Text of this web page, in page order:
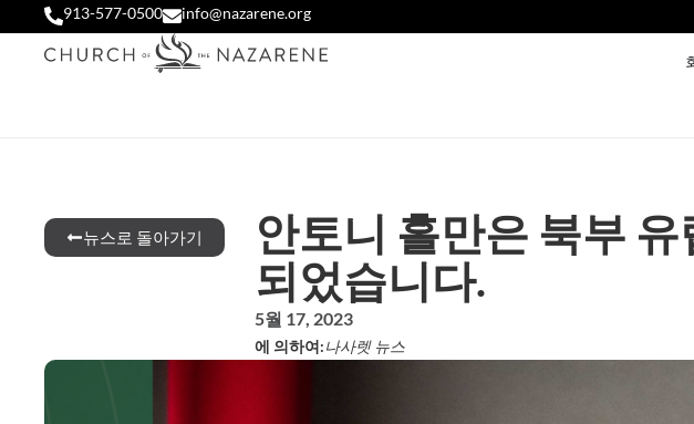
913-577-0500 info@nazarene.org
뉴스로 돌아가기
안토니 홀만은 북부
되었습니다.
5월 17, 2023
에 의하여:나사렛 뉴스